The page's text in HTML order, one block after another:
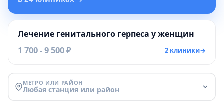
Лечение генитального герпеса у женщин
1 700 - 9 500 ₽ 2 клиники→
МЕТРО ИЛИ РАЙОН
Любая станция или район